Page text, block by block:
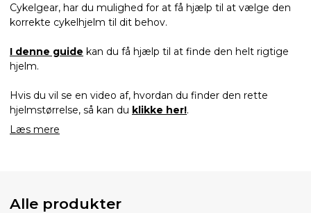
Cykelgear, har du mulighed for at få hjælp til at vælge den
korrekte cykelhjelm til dit behov.
I denne guide kan du få hjælp til at finde den helt rigtige
hjelm.
Hvis du vil se en video af, hvordan du finder den rette
hjelmstørrelse, så kan du klikke her!.
Læs mere
Alle produkter